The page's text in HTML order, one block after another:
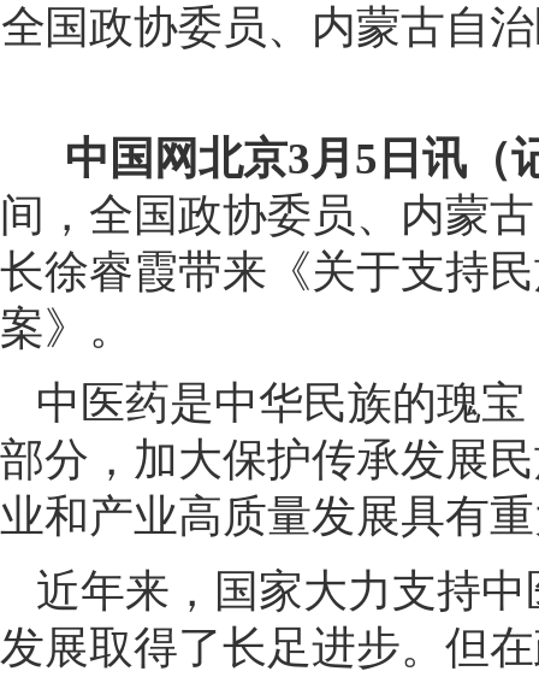
全国政协委员、内蒙古自
中国网北京3月5日讯（
间，全国政协委员、内蒙
长徐睿霞带来《关于支持
案》。
中医药是中华民族的瑰
部分，加大保护传承发展
业和产业高质量发展具有
近年来，国家大力支持
发展取得了长足进步。但